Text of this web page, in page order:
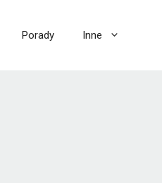
Porady Inne